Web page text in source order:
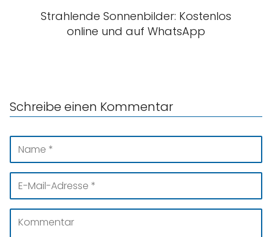
Strahlende Sonnenbilder: Kostenlos
online und auf WhatsApp
Schreibe einen Kommentar